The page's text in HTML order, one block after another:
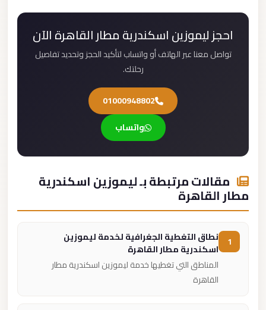
احجز ليموزين اسكندرية مطار القاهرة الآن
تواصل معنا عبر الهاتف أو واتساب لتأكيد الحجز وتحديد تفاصيل
رحلتك.
01000948802
واتساب
مقالات مرتبطة بـ ليموزين اسكندرية
مطار القاهرة
نطاق التغطية الجغرافية لخدمة ليموزين
اسكندرية مطار القاهرة
المناطق التي تغطيها خدمة ليموزين اسكندرية مطار
القاهرة